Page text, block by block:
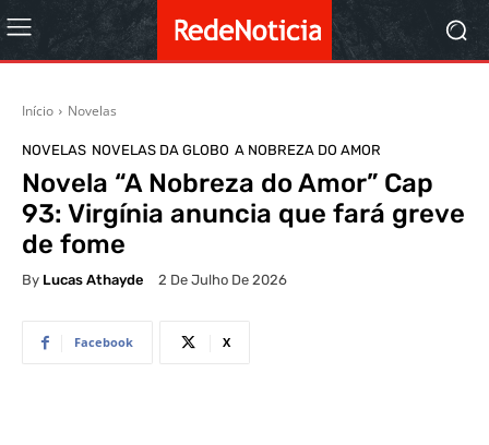
Início Novelas
NOVELAS NOVELAS DA GLOBO A NOBREZA DO AMOR
Novela “A Nobreza do Amor” Cap
93: Virgínia anuncia que fará greve
de fome
By Lucas Athayde 2 De Julho De 2026
Facebook X